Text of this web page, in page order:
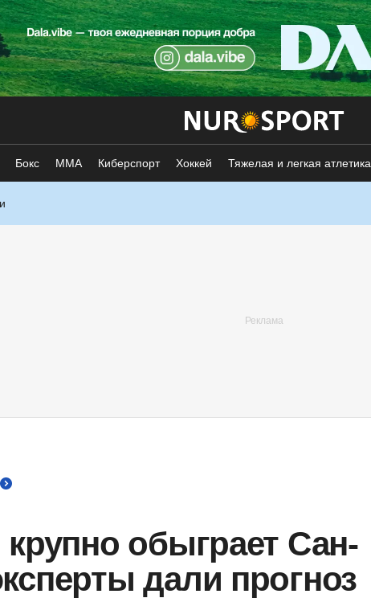
Бокс ММА Киберспорт Хоккей Тяжелая и легкая атлетика
крупно обыграет Сан-
дали прогноз